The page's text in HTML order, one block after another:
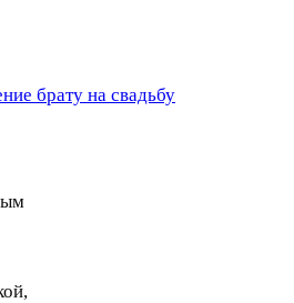
брату на свадьбу